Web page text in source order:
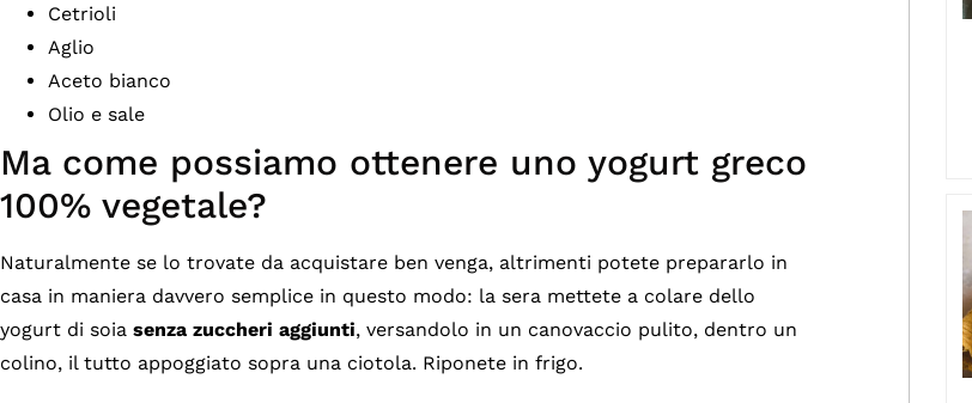
Cetrioli
Aglio
Aceto bianco
Olio e sale
Ma come possiamo ottenere uno yogurt greco
100% vegetale?
Naturalmente se lo trovate da acquistare ben venga, altrimenti potete prepararlo in
casa in maniera davvero semplice in questo modo: la sera mettete a colare dello
yogurt di soia senza zuccheri aggiunti, versandolo in un canovaccio pulito, dentro un
colino, il tutto appoggiato sopra una ciotola. Riponete in frigo.